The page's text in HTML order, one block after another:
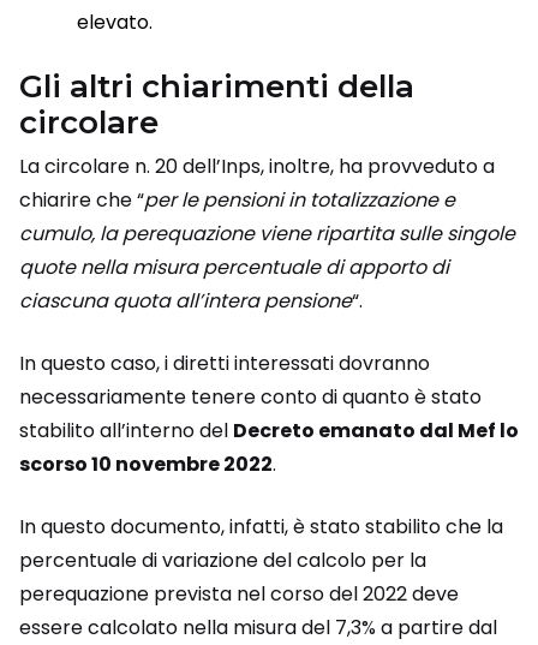
elevato.
Gli altri chiarimenti della
circolare
La circolare n. 20 dell’Inps, inoltre, ha provveduto a
chiarire che “per le pensioni in totalizzazione e
cumulo, la perequazione viene ripartita sulle singole
quote nella misura percentuale di apporto di
ciascuna quota all’intera pensione“.
In questo caso, i diretti interessati dovranno
necessariamente tenere conto di quanto è stato
stabilito all’interno del Decreto emanato dal Mef lo
scorso 10 novembre 2022.
In questo documento, infatti, è stato stabilito che la
percentuale di variazione del calcolo per la
perequazione prevista nel corso del 2022 deve
essere calcolato nella misura del 7,3% a partire dal